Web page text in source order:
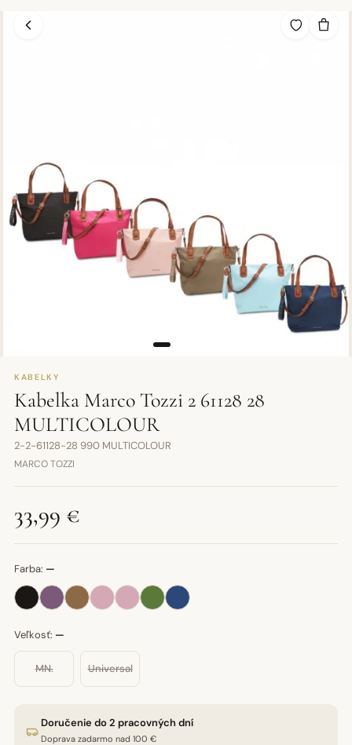
KABELKY
Kabelka Marco Tozzi 2 61128 28
MULTICOLOUR
2-2-61128-28 990 MULTICOLOUR
MARCO TOZZI
33,99 €
Farba: —
Veľkosť: —
MN. Universal
Doručenie do 2 pracovných dní
Doprava zadarmo nad 100 €